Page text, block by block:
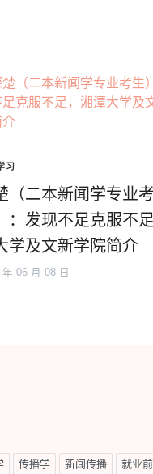
习
（二本新闻学专业考
：发现不足克服不
学及文新学院简介
年 06 月 08 日
传播学 新闻传播 就业